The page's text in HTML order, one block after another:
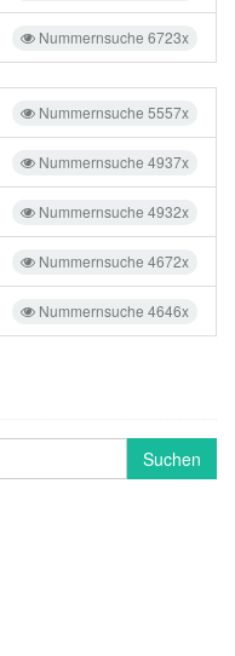
Nummernsuche 6723x
Nummernsuche 5557x
Nummernsuche 4937x
Nummernsuche 4932x
Nummernsuche 4672x
Nummernsuche 4646x
Suchen